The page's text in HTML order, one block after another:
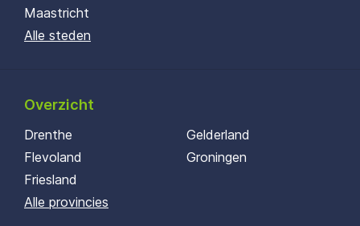
Maastricht
Alle steden
Overzicht
Drenthe
Flevoland
Friesland
Gelderland
Groningen
Alle provincies